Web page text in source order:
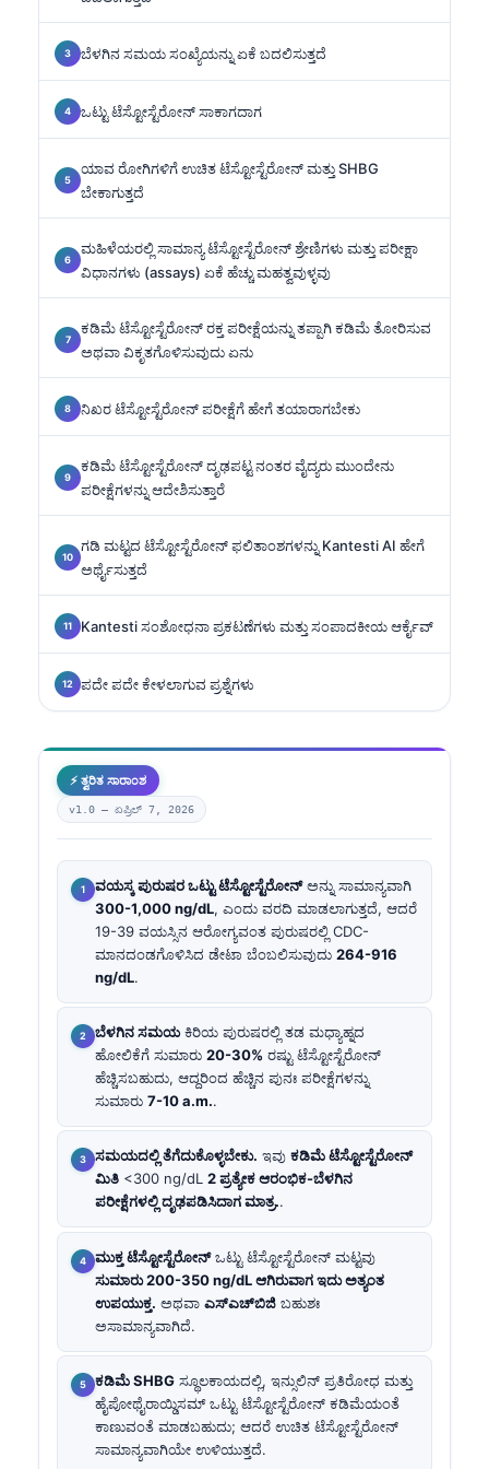
ಬೆಳಗಿನ ಸಮಯ ಸಂಖ್ಯೆಯನ್ನು ಏಕೆ ಬದಲಿಸುತ್ತದೆ
ಒಟ್ಟು ಟೆಸ್ಟೋಸ್ಟೆರೋನ್ ಸಾಕಾಗದಾಗ
ಯಾವ ರೋಗಿಗಳಿಗೆ ಉಚಿತ ಟೆಸ್ಟೋಸ್ಟೆರೋನ್ ಮತ್ತು SHBG
ಬೇಕಾಗುತ್ತದೆ
ಮಹಿಳೆಯರಲ್ಲಿ ಸಾಮಾನ್ಯ ಟೆಸ್ಟೋಸ್ಟೆರೋನ್ ಶ್ರೇಣಿಗಳು ಮತ್ತು ಪರೀಕ್ಷಾ
ವಿಧಾನಗಳು (assays) ಏಕೆ ಹೆಚ್ಚು ಮಹತ್ವವುಳ್ಳವು
ಕಡಿಮೆ ಟೆಸ್ಟೋಸ್ಟೆರೋನ್ ರಕ್ತ ಪರೀಕ್ಷೆಯನ್ನು ತಪ್ಪಾಗಿ ಕಡಿಮೆ ತೋರಿಸುವ
ಅಥವಾ ವಿಕೃತಗೊಳಿಸುವುದು ಏನು
ನಿಖರ ಟೆಸ್ಟೋಸ್ಟೆರೋನ್ ಪರೀಕ್ಷೆಗೆ ಹೇಗೆ ತಯಾರಾಗಬೇಕು
ಕಡಿಮೆ ಟೆಸ್ಟೋಸ್ಟೆರೋನ್ ದೃಢಪಟ್ಟ ನಂತರ ವೈದ್ಯರು ಮುಂದೇನು
ಪರೀಕ್ಷೆಗಳನ್ನು ಆದೇಶಿಸುತ್ತಾರೆ
ಗಡಿ ಮಟ್ಟದ ಟೆಸ್ಟೋಸ್ಟೆರೋನ್ ಫಲಿತಾಂಶಗಳನ್ನು Kantesti AI ಹೇಗೆ
ಅರ್ಥೈಸುತ್ತದೆ
Kantesti ಸಂಶೋಧನಾ ಪ್ರಕಟಣೆಗಳು ಮತ್ತು ಸಂಪಾದಕೀಯ ಆರ್ಕೈವ್
ಪದೇ ಪದೇ ಕೇಳಲಾಗುವ ಪ್ರಶ್ನೆಗಳು
⚡ ತ್ವರಿತ ಸಾರಾಂಶ
v1.0 — ಏಪ್ರಿಲ್ 7, 2026
ವಯಸ್ಕ ಪುರುಷರ ಒಟ್ಟು ಟೆಸ್ಟೋಸ್ಟೆರೋನ್ಅನ್ನು ಸಾಮಾನ್ಯವಾಗಿ
300-1,000 ng/dL, ಎಂದು ವರದಿ ಮಾಡಲಾಗುತ್ತದೆ, ಆದರೆ
19-39 ವಯಸ್ಸಿನ ಆರೋಗ್ಯವಂತ ಪುರುಷರಲ್ಲಿ CDC-
ಮಾನದಂಡಗೊಳಿಸಿದ ಡೇಟಾ ಬೆಂಬಲಿಸುವುದು 264-916
ng/dL.
ಬೆಳಗಿನ ಸಮಯ ಕಿರಿಯ ಪುರುಷರಲ್ಲಿ ತಡ ಮಧ್ಯಾಹ್ನದ
ಹೋಲಿಕೆಗೆ ಸುಮಾರು 20-30% ರಷ್ಟು ಟೆಸ್ಟೋಸ್ಟೆರೋನ್
ಹೆಚ್ಚಿಸಬಹುದು, ಆದ್ದರಿಂದ ಹೆಚ್ಚಿನ ಪುನಃ ಪರೀಕ್ಷೆಗಳನ್ನು
ಸುಮಾರು 7-10 a.m..
ಸಮಯದಲ್ಲಿ ತೆಗೆದುಕೊಳ್ಳಬೇಕು. ಇವು ಕಡಿಮೆ ಟೆಸ್ಟೋಸ್ಟೆರೋನ್
ಮಿತಿ <300 ng/dL 2 ಪ್ರತ್ಯೇಕ ಆರಂಭಿಕ-ಬೆಳಗಿನ
ಪರೀಕ್ಷೆಗಳಲ್ಲಿ ದೃಢಪಡಿಸಿದಾಗ ಮಾತ್ರ..
ಮುಕ್ತ ಟೆಸ್ಟೋಸ್ಟೆರೋನ್ಒಟ್ಟು ಟೆಸ್ಟೋಸ್ಟೆರೋನ್ ಮಟ್ಟವು
ಸುಮಾರು 200-350 ng/dL ಆಗಿರುವಾಗ ಇದು ಅತ್ಯಂತ
ಉಪಯುಕ್ತ. ಅಥವಾ ಎಸ್‌ಎಚ್‌ಬಿಜಿ ಬಹುಶಃ
ಅಸಾಮಾನ್ಯವಾಗಿದೆ.
ಕಡಿಮೆ SHBG ಸ್ಥೂಲಕಾಯದಲ್ಲಿ, ಇನ್ಸುಲಿನ್ ಪ್ರತಿರೋಧ ಮತ್ತು
ಹೈಪೋಥೈರಾಯ್ಡಿಸಮ್ ಒಟ್ಟು ಟೆಸ್ಟೋಸ್ಟೆರೋನ್ ಕಡಿಮೆಯಂತೆ
ಕಾಣುವಂತೆ ಮಾಡಬಹುದು; ಆದರೆ ಉಚಿತ ಟೆಸ್ಟೋಸ್ಟೆರೋನ್
ಸಾಮಾನ್ಯವಾಗಿಯೇ ಉಳಿಯುತ್ತದೆ.